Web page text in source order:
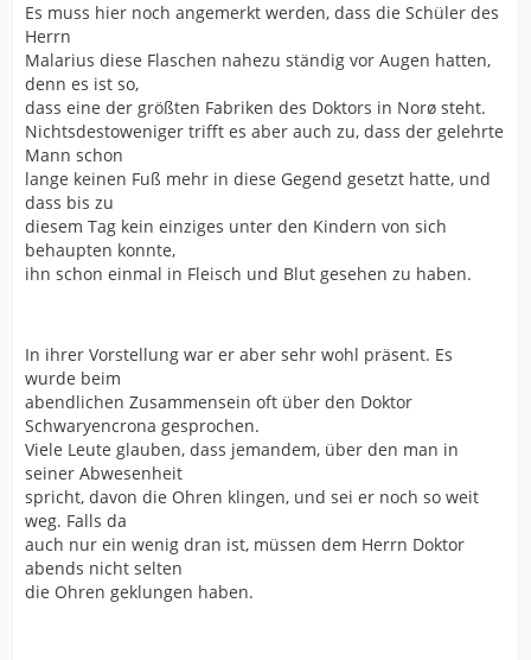
Es muss hier noch angemerkt werden, dass die Schüler des
Herrn
Malarius diese Flaschen nahezu ständig vor Augen hatten,
denn es ist so,
dass eine der größten Fabriken des Doktors in Norø steht.
Nichtsdestoweniger trifft es aber auch zu, dass der gelehrte
Mann schon
lange keinen Fuß mehr in diese Gegend gesetzt hatte, und
dass bis zu
diesem Tag kein einziges unter den Kindern von sich
behaupten konnte,
ihn schon einmal in Fleisch und Blut gesehen zu haben.
In ihrer Vorstellung war er aber sehr wohl präsent. Es
wurde beim
abendlichen Zusammensein oft über den Doktor
Schwaryencrona gesprochen.
Viele Leute glauben, dass jemandem, über den man in
seiner Abwesenheit
spricht, davon die Ohren klingen, und sei er noch so weit
weg. Falls da
auch nur ein wenig dran ist, müssen dem Herrn Doktor
abends nicht selten
die Ohren geklungen haben.